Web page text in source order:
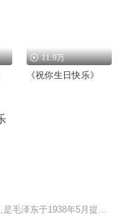
11.9万
《祝你生日快乐》